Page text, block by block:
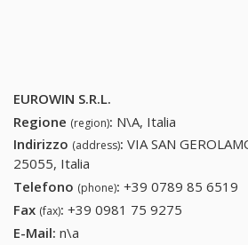
EUROWIN S.R.L.
Regione (region): N\A, Italia
Indirizzo (address): VIA SAN
25055, Italia
Telefono (phone): +39 0789 85 6519
Fax (fax): +39 0981 75 9275
E-Mail: n\a